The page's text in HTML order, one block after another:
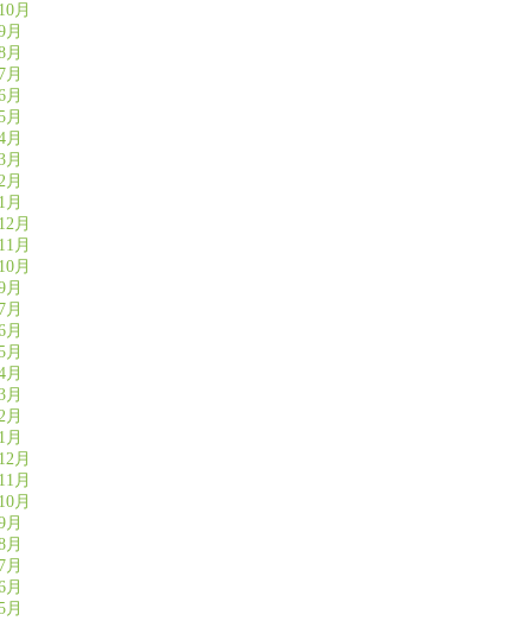
月
月
月
月
月
月
月
月
月
月
月
月
月
月
月
月
月
月
月
月
月
月
月
月
月
月
月
月
月